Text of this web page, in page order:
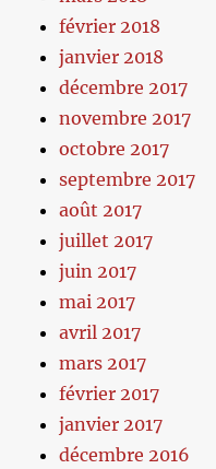
février 2018
janvier 2018
décembre 2017
novembre 2017
octobre 2017
septembre 2017
août 2017
juillet 2017
juin 2017
mai 2017
avril 2017
mars 2017
février 2017
janvier 2017
décembre 2016